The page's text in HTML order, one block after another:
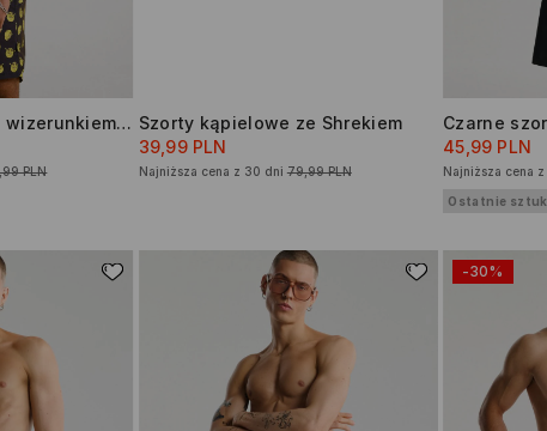
Szorty kąpielowe z wizerunkiem Shreka
PLN
Szorty kąpielowe ze Shrekiem
39,99 PLN
Najniższa cena z 30 dni 79,99 PLN
Czarne
45,99 PLN
Najniższa cena
Ostatnie
-30%